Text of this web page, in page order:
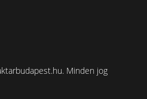
Minden jog